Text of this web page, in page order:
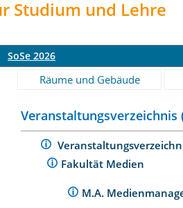
Studium und Lehre
SoSe 2026
Räume und Gebäude
Veranstaltungsverzeichnis
Fakultät Medien
M.A.